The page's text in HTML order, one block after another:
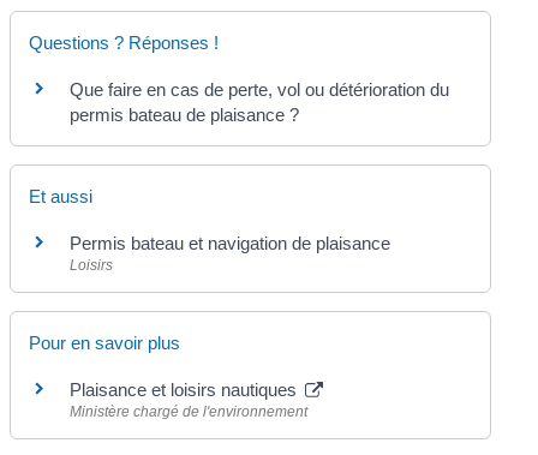
Questions ? Réponses !
Que faire en cas de perte, vol ou détérioration du
permis bateau de plaisance ?
Et aussi
Permis bateau et navigation de plaisance
Loisirs
Pour en savoir plus
Plaisance et loisirs nautiques
Ministère chargé de l'environnement